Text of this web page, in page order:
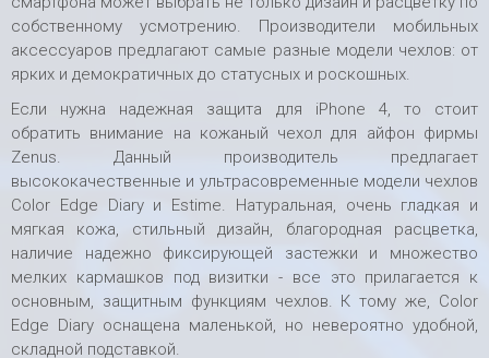
собственному усмотрению. Производители мобильных
аксессуаров предлагают самые разные модели чехлов: от
ярких и демократичных до статусных и роскошных.
Если нужна надежная защита для iPhone 4, то стоит
обратить внимание на кожаный чехол для айфон фирмы
Zenus. Данный производитель предлагает
высококачественные и ультрасовременные модели чехлов
Color Edge Diary и Estime. Натуральная, очень гладкая и
мягкая кожа, стильный дизайн, благородная расцветка,
наличие надежно фиксирующей застежки и множество
мелких кармашков под визитки - все это прилагается к
основным, защитным функциям чехлов. К тому же, Color
Edge Diary оснащена маленькой, но невероятно удобной,
складной подставкой.